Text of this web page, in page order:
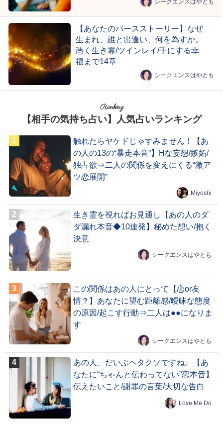
シークエンスはやとも
【あなたのバースストーリー】なぜ
生まれ、誰と出逢い、何を為すか。
憑く生き霊/ツインレイ/手にする幸
福まで14章
シークエンスはやとも
Ranking
【相手の気持ち占い】人気占いランキング
触れたらヤケドじゃすみません！【あ
の人の13の“暴走本音”】Hな妄想/嫉妬/
独占欲⇒二人の関係を変えにくる“激ア
ツ恋展開”
Miyoshi
生き霊を視ればお見通し【あの人のダ
ダ漏れ本音◆10連発】秘めた想い/抱く
決意
シークエンスはやとも
この関係はあの人にとって【恋or友
情？】あなたに望む距離感/曖昧な態度
の原因/起こす行動⇒二人は●●になりま
す
シークエンスはやとも
あの人、だいぶヘタクソですね。【あ
なたに“ちゃんと伝わってない”恋本音】
伝えたいこと/謝罪の言葉/大切な告白
Love Me Do